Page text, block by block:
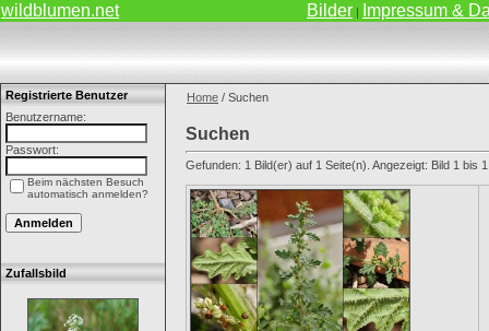
wildblumen.net Bilder | Impressum &
Registrierte Benutzer
Benutzername:
Passwort:
Beim nächsten Besuch
automatisch anmelden?
Zufallsbild
Home / Suchen
Suchen
Gefunden: 1 Bild(er) auf 1 Seite(n). Angezeigt: Bild 1 bis